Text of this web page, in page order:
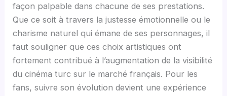
façon palpable dans chacune de ses prestations.
Que ce soit à travers la justesse émotionnelle ou le
charisme naturel qui émane de ses personnages, il
faut souligner que ces choix artistiques ont
fortement contribué à l’augmentation de la visibilité
du cinéma turc sur le marché français. Pour les
fans, suivre son évolution devient une expérience